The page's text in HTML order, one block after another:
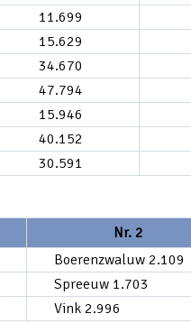
11.699
15.629
34.670
47.794
15.946
40.152
30.591
Nr. 2
Boerenzwaluw 2.109
Spreeuw 1.703
Vink 2.996